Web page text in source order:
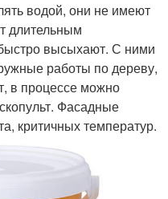
водой, они не имеют
длительным
высыхают. С ними
работы по дереву,
в процессе можно
Фасадные
критичных температур.